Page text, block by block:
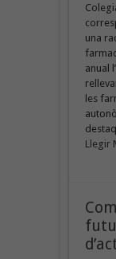
una
anual
les
Llegir